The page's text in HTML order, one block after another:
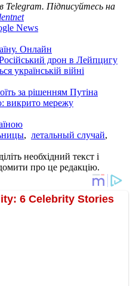
в Telegram. Підписуйтесь на
News
Онлайн
дрон в Лейпцигу
українській війні
за рішенням Путіна
викрито мережу
, летальный случай,
необхідний текст і
про це редакцію.